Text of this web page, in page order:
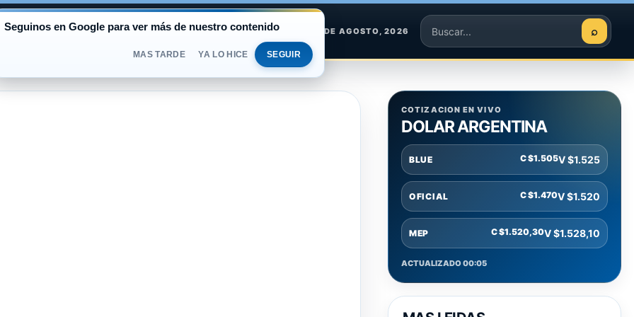
DOLAR BLUE$1.525OFICIAL$1.520 DOMINGO 9 DE AGOSTO, 2026
Buscar
⌕
COTIZACION EN VIVO
DOLAR ARGENTINA
BLUE C $1.505V $1.525
OFICIAL C $1.470V $1.520
MEP C $1.520,30V $1.528,10
ACTUALIZADO 00:05
Seguinos en Google para ver más de nuestro contenido
MAS TARDE YA LO HICE SEGUIR